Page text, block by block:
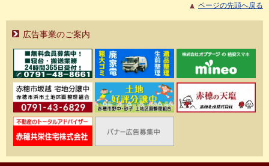
ページの先頭へ戻る
広告事業のご案内